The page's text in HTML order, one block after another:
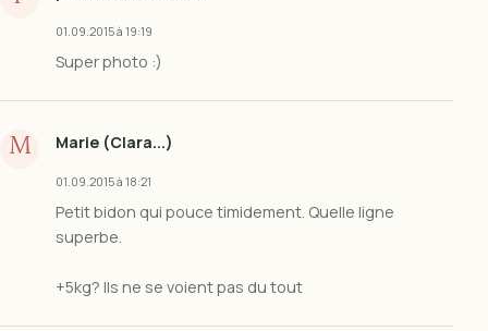
01.09.2015 à 19:19
Super photo :)
M Marie (Clara...)
01.09.2015 à 18:21
Petit bidon qui pouce timidement. Quelle ligne
superbe.
+5kg? Ils ne se voient pas du tout